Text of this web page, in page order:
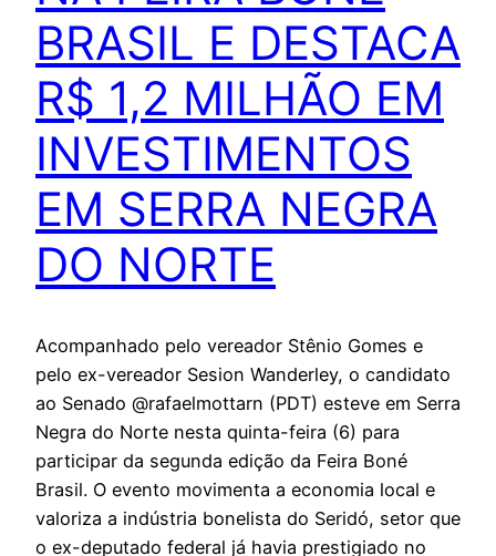
BRASIL E DESTACA
R$ 1,2 MILHÃO EM
INVESTIMENTOS
EM SERRA NEGRA
DO NORTE
Acompanhado pelo vereador Stênio Gomes e
pelo ex-vereador Sesion Wanderley, o candidato
ao Senado @rafaelmottarn (PDT) esteve em Serra
Negra do Norte nesta quinta-feira (6) para
participar da segunda edição da Feira Boné
Brasil. O evento movimenta a economia local e
valoriza a indústria bonelista do Seridó, setor que
o ex-deputado federal já havia prestigiado no